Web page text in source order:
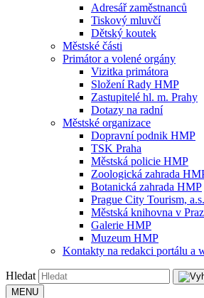
Adresář zaměstnanců
Tiskový mluvčí
Dětský koutek
Městské části
Primátor a volené orgány
Vizitka primátora
Složení Rady HMP
Zastupitelé hl. m. Prahy
Dotazy na radní
Městské organizace
Dopravní podnik HMP
TSK Praha
Městská policie HMP
Zoologická zahrada
Botanická zahrada HMP
Prague City Tourism, a.s.
Městská knihovna v
Galerie HMP
Muzeum HMP
Kontakty na redakci portálu a
Hledat
MENU